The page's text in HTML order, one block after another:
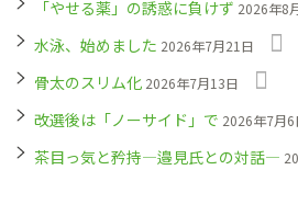
「やせる薬」の誘惑に負けず 2026年8
水泳、始めました 2026年7月21日
骨太のスリム化 2026年7月13日
改選後は「ノーサイド」で 2026年7月6
茶目っ気と矜持―邉見氏との対話―